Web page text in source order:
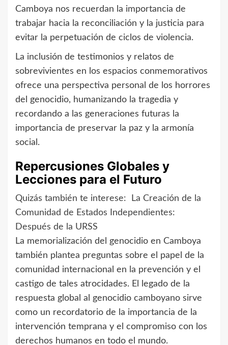
Camboya nos recuerdan la importancia de
trabajar hacia la reconciliación y la justicia para
evitar la perpetuación de ciclos de violencia.
La inclusión de testimonios y relatos de
sobrevivientes en los espacios conmemorativos
ofrece una perspectiva personal de los horrores
del genocidio, humanizando la tragedia y
recordando a las generaciones futuras la
importancia de preservar la paz y la armonía
social.
Repercusiones Globales y
Lecciones para el Futuro
Quizás también te interese:
La Creación de la
Comunidad de Estados Independientes:
Después de la URSS
La memorialización del genocidio en Camboya
también plantea preguntas sobre el papel de la
comunidad internacional en la prevención y el
castigo de tales atrocidades. El legado de la
respuesta global al genocidio camboyano sirve
como un recordatorio de la importancia de la
intervención temprana y el compromiso con los
derechos humanos en todo el mundo.